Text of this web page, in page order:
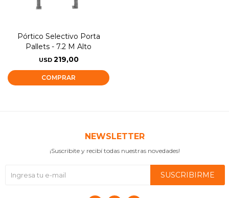
Pórtico Selectivo Porta
Pallets - 7.2 M Alto
USD 219,00
NEWSLETTER
¡Suscribite y recibí todas nuestras novedades!
SUSCRIBIRME